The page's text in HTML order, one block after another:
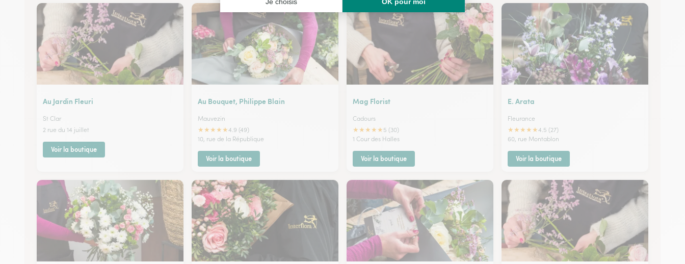
Au Jardin Fleuri
St Clar
2 rue du 14 juillet
Voir la boutique
Au Bouquet, Philippe Blain
Mauvezin
★★★★★4.9 (49)
10, rue de la République
Voir la boutique
Mag Florist
Cadours
★★★★★ 5 (30)
1 Cour des Halles
Voir la boutique
E. Arata
Fleurance
★★★★★4.5 (27)
60, rue Montablon
Voir la boutique